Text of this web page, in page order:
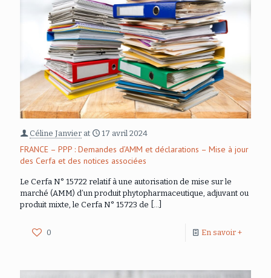
Céline Janvier at 17 avril 2024
FRANCE – PPP : Demandes d’AMM et déclarations – Mise à jour
des Cerfa et des notices associées
Le Cerfa N° 15722 relatif à une autorisation de mise sur le
marché (AMM) d’un produit phytopharmaceutique, adjuvant ou
produit mixte, le Cerfa N° 15723 de
0 En savoir +